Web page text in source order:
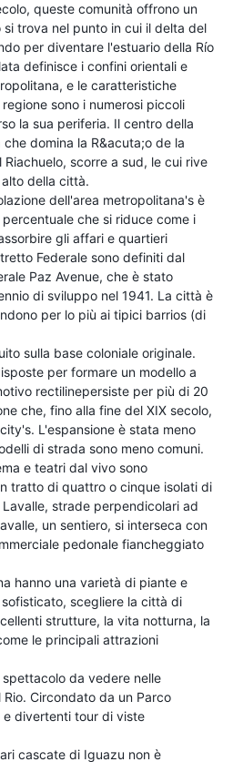
queste comunità offrono un
trova nel punto in cui il delta del
per diventare l'estuario della Río
definisce i confini orientali e
e le caratteristiche
sono i numerosi piccoli
la sua periferia. Il centro della
domina la R&acuta;o de la
scorre a sud, le cui rive
della città.
dell'area metropolitana's è
che si riduce come i
gli affari e quartieri
Federale sono definiti dal
Paz Avenue, che è stato
di sviluppo nel 1941. La città è
per lo più ai tipici barrios (di
sulla base coloniale originale.
per formare un modello a
rectilinepersiste per più di 20
che, fino alla fine del XIX secolo,
L'espansione è stata meno
di strada sono meno comuni.
e teatri dal vivo sono
tratto di quattro o cinque isolati di
strade perpendicolari ad
un sentiero, si interseca con
pedonale fiancheggiato
hanno una varietà di piante e
scegliere la città di
strutture, la vita notturna, la
le principali attrazioni
da vedere nelle
Circondato da un Parco
divertenti tour di viste
cascate di Iguazu non è